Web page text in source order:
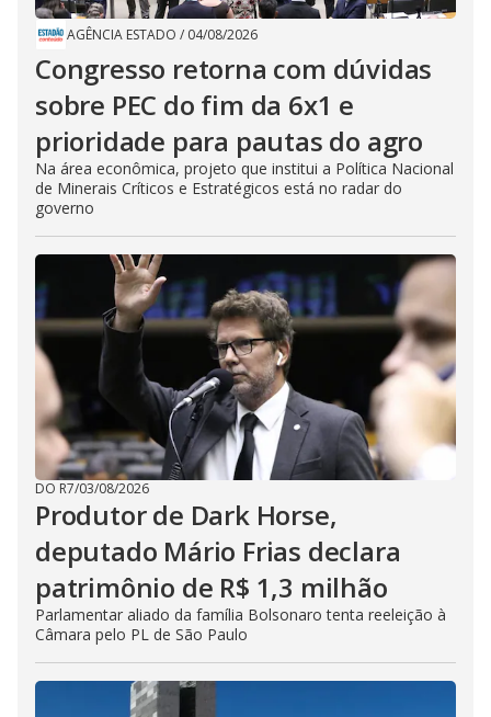
AGÊNCIA ESTADO / 04/08/2026
Congresso retorna com dúvidas
sobre PEC do fim da 6x1 e
prioridade para pautas do agro
Na área econômica, projeto que institui a Política Nacional
de Minerais Críticos e Estratégicos está no radar do
governo
DO R7/03/08/2026
Produtor de Dark Horse,
deputado Mário Frias declara
patrimônio de R$ 1,3 milhão
Parlamentar aliado da família Bolsonaro tenta reeleição à
Câmara pelo PL de São Paulo